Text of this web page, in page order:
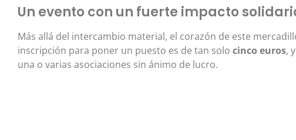
Un evento con un fuerte impacto
Más allá del intercambio material, el corazón de este
inscripción para poner un puesto es de tan solo cinco euros,
una o varias asociaciones sin ánimo de lucro.